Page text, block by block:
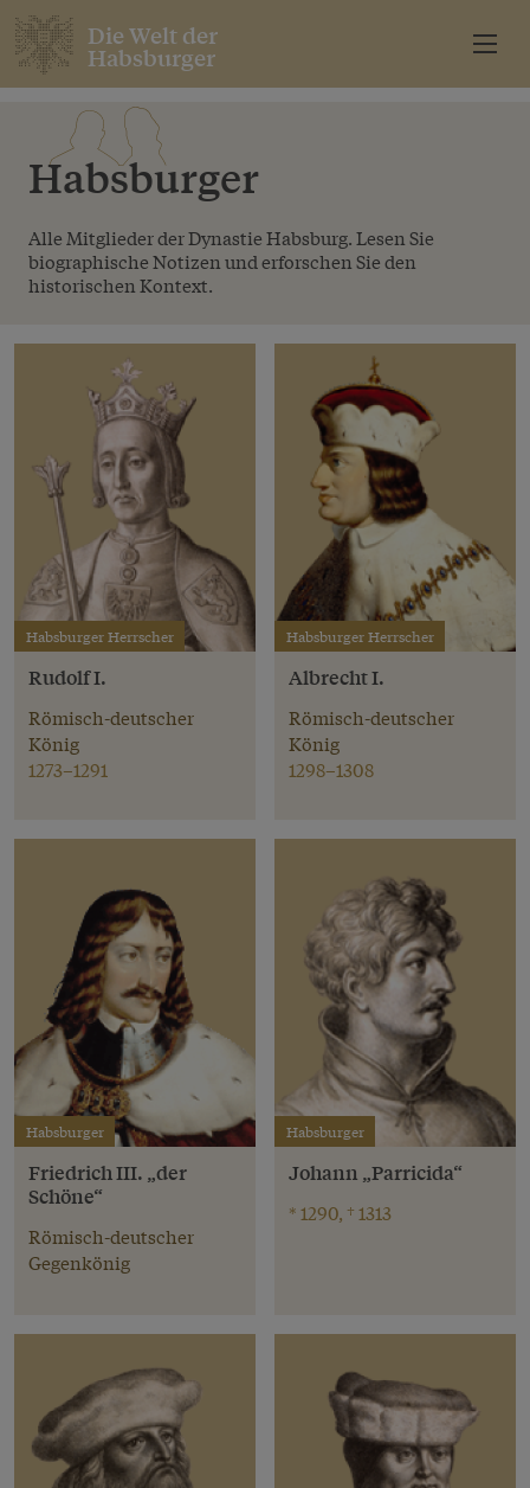
Die Welt der
Habsburger
Habsburger
Alle Mitglieder der Dynastie Habsburg. Lesen Sie
biographische Notizen und erforschen Sie den
historischen Kontext.
Habsburger Herrscher
Rudolf I.
Römisch-deutscher
König
1273–1291
Habsburger Herrscher
Albrecht I.
Römisch-deutscher
König
1298–1308
Habsburger
Friedrich III. „der
Schöne“
Römisch-deutscher
Gegenkönig
Habsburger
Johann „Parricida“
* 1290, † 1313